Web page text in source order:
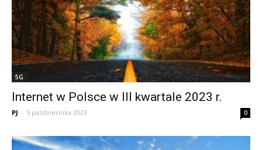
5G
Internet w Polsce w III kwartale 2023 r.
PJ - 5 października 2023 0